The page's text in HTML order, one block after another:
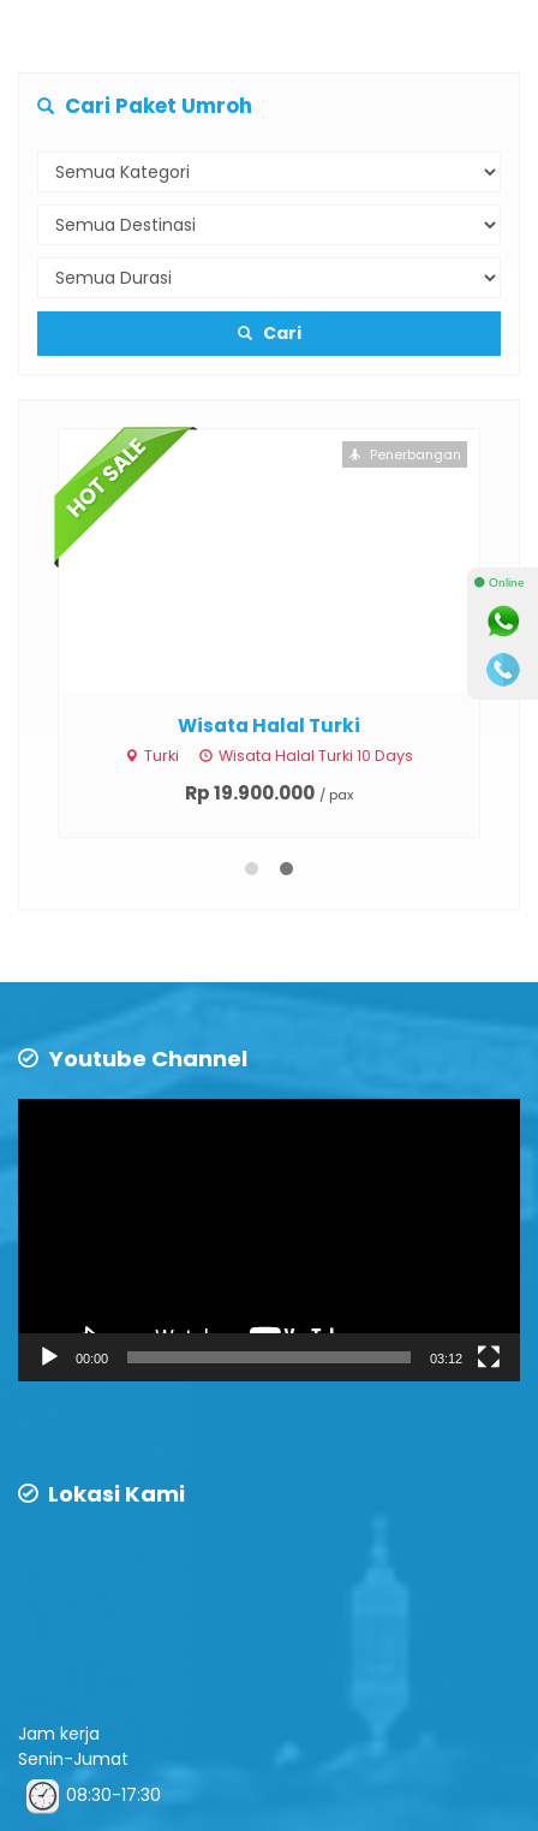
Cari Paket Umroh
Cari
Wisata Halal Turki
Turki Wisata Halal Turki 10 Days
Rp 19.900.000 / pax
Penerbangan
Youtube Channel
00:00 03:12
Lokasi Kami
Jam kerja
Senin-Jumat
08:30-17:30
⚫ Online